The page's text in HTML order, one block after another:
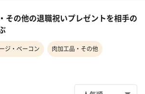
その他の退職祝いプレゼントを相手の
ジ・ベーコン 肉加工品・その他